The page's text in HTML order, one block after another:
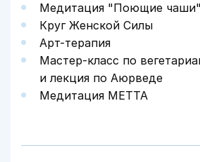
Медитация "Поющие чаши"
Круг Женской Силы
Арт-терапия
Мастер-класс по
и лекция по Аюрведе
Медитация МЕТТА